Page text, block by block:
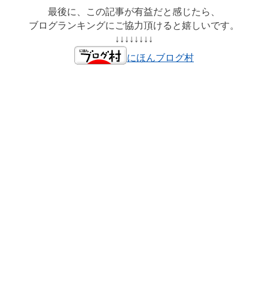
最後に、この記事が有益だと感じたら、
ブログランキングにご協力頂けると嬉しいです。
↓↓↓↓↓↓↓↓
にほんブログ村